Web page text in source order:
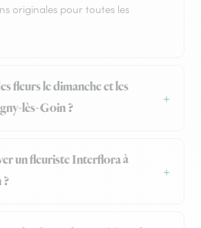
originales pour toutes les
fleurs le dimanche et les
lès-Goin ?
un fleuriste Interflora à